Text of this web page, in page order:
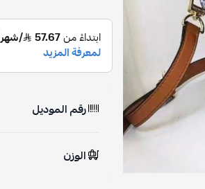
رقم الموديل
الوزن